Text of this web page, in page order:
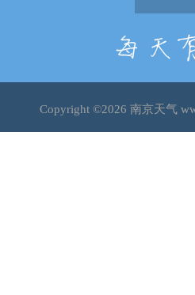
Copyright ©2026 南京天气